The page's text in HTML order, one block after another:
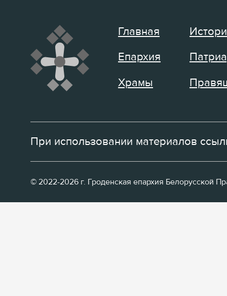
Главная
Епархия
Храмы
При использовании материалов
© 2022-2026 г. Гроденская епархия Белорусской